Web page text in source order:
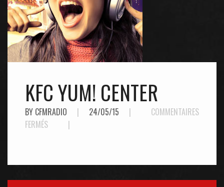
KFC YUM! CENTER
BY CFMRADIO | 24/05/15 |
COMMENTAIRES
FERMÉS
SUR|